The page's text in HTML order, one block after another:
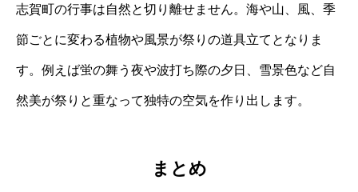
志賀町の行事は自然と切り離せません。海や山、風、季
節ごとに変わる植物や風景が祭りの道具立てとなりま
す。例えば蛍の舞う夜や波打ち際の夕日、雪景色など自
然美が祭りと重なって独特の空気を作り出します。
まとめ